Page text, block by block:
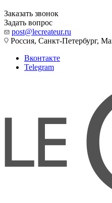
Заказать звонок
Задать вопрос
post@lecreateur.ru
Россия, Санкт-Петербург,
Вконтакте
Telegram